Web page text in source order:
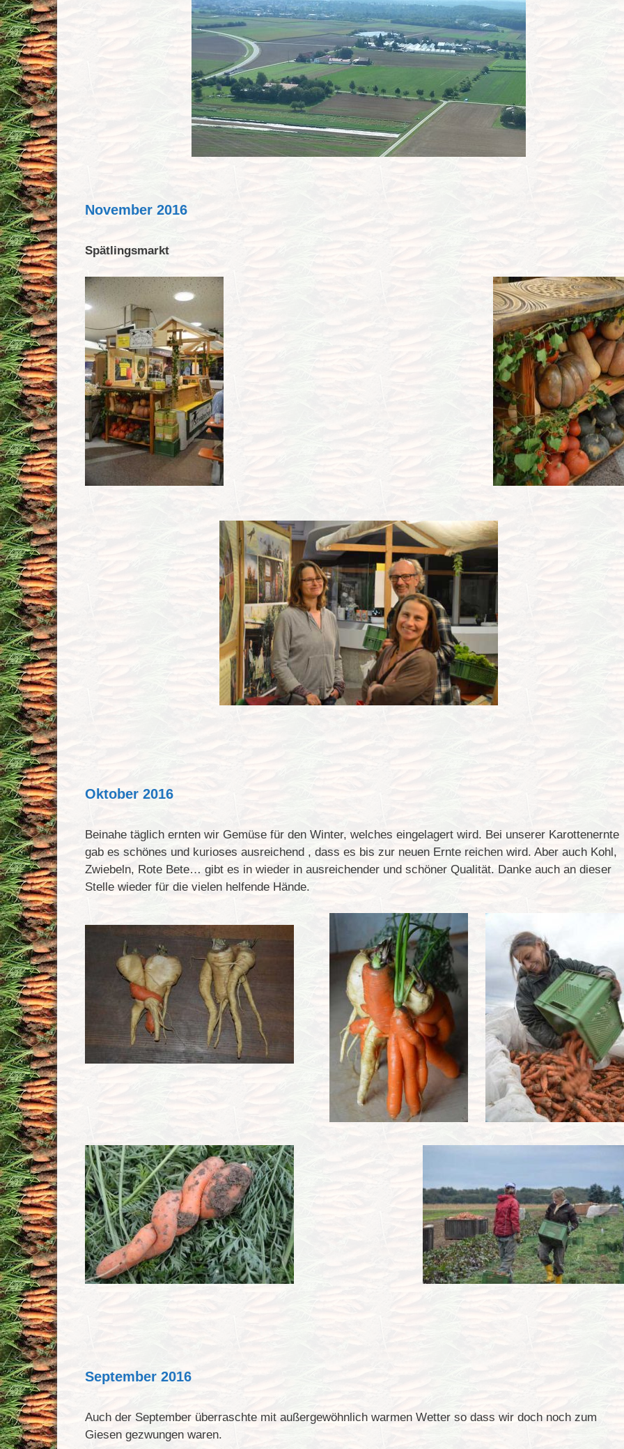
November 2016
Spätlingsmarkt
Oktober 2016
Beinahe täglich ernten wir Gemüse für den Winter, welches eingelagert wird. Bei unserer Karottenernte
gab es schönes und kurioses ausreichend , dass es bis zur neuen Ernte reichen wird. Aber auch Kohl,
Zwiebeln, Rote Bete… gibt es in wieder in ausreichender und schöner Qualität. Danke auch an dieser
Stelle wieder für die vielen helfende Hände.
September 2016
Auch der September überraschte mit außergewöhnlich warmen Wetter so dass wir doch noch zum
Giesen gezwungen waren.